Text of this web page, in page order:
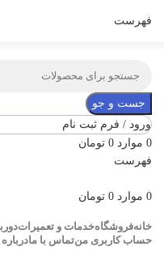
فهرست
جست و جو
ورود / فرم ثبت نام
0 موارد 0 تومان
فهرست
0 موارد 0 تومان
خانهفروشگاهخدمات و تعمیرات
حساب کاربری منتماس با مادرباره